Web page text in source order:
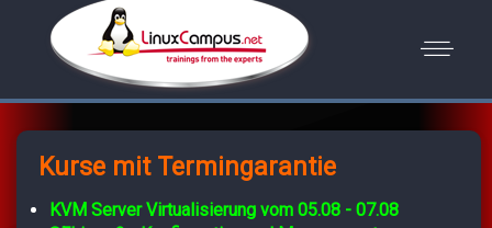
Kurse mit Termingarantie
KVM Server Virtualisierung vom 05.08 - 07.08